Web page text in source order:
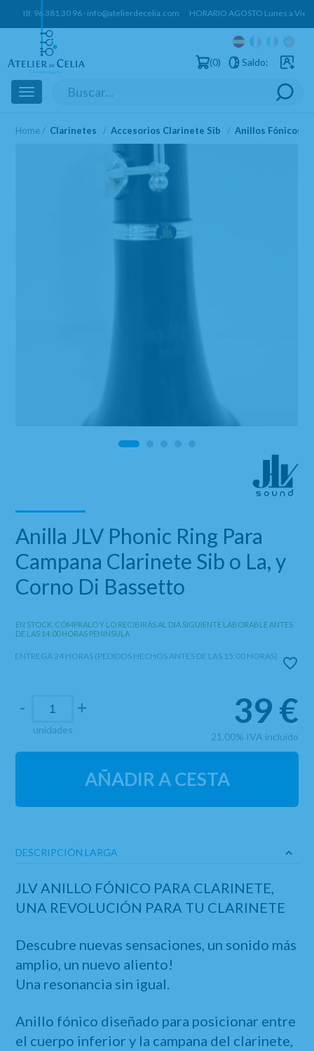
tlf. 96 381 30 96 · info@atelierdecelia.com HORARIO AGOSTO Lunes a
0 Saldo:
Toggle
navigation
Home Clarinetes Accesorios Clarinete Sib Anillos Fónicos
Anilla JLV Phonic Ring Para
Campana Clarinete Sib o La, y
Corno Di Bassetto
EN STOCK. CÓMPRALO Y LO RECIBIRÁS AL DIA SIGUIENTE LABORABLE ANTES
DE LAS 14:00 HORAS PENINSULA
ENTREGA 24 HORAS (PEDIDOS HECHOS ANTES DE LAS 15:00 HORAS)
-
unidades
+ 39€
21.00% IVA incluido
AÑADIR A CESTA
DESCRIPCIÓN LARGA
JLV ANILLO FÓNICO PARA CLARINETE,
UNA REVOLUCIÓN PARA TU CLARINETE
Descubre nuevas sensaciones, un sonido más
amplio, un nuevo aliento!
Una resonancia sin igual.
Anillo fónico diseñado para posicionar entre
el cuerpo inferior y la campana del clarinete,